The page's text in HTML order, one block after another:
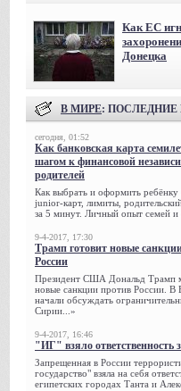
Как ЕС
Донецка
В МИРЕ: ПОСЛЕДНИЕ
сегодня, 01:52
Как банковская карта
шагом к финансовой
родителей
Как выбрать и оформить
junior-карт, лимиты,
за 5 минут. Личный опыт семей и
9-4-2017, 17:30
Трамп готовит новые
России
Президент США Дональд Трамп
новые санкции против России. В
начали обсуждать
Сирии...»
9-4-2017, 16:46
"ИГ" взяло ответственность
Запрещенная в России
государство" взяла на себя
египетских городах Танта и